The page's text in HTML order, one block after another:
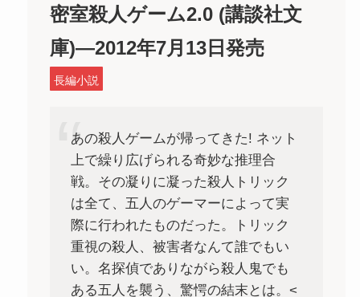
密室殺人ゲーム2.0 (講談社文
庫)―2012年7月13日発売
長編小説
あの殺人ゲームが帰ってきた! ネット
上で繰り広げられる奇妙な推理合
戦。その凝りに凝った殺人トリック
は全て、五人のゲーマーによって実
際に行われたものだった。トリック
重視の殺人、被害者なんて誰でもい
い。名探偵でありながら殺人鬼でも
ある五人を襲う、驚愕の結末とは。<